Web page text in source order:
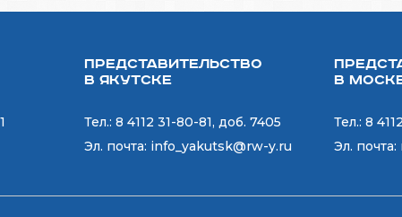
Представительство
в Якутске
Тел.: 8 4112 31-80-81, доб. 7405
Эл. почта: info_yakutsk@rw-y.ru
в
Тел.: 8
Эл. почта: